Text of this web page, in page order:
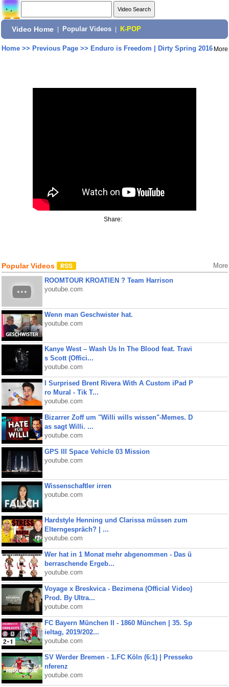
Video Home Popular Videos K-POP
Home>> Previous Page>> Enduro is Freedom | Dirty Spring 2016 More
Share:
Popular Videos More
ROOMTOUR KROATIEN ? Team Harrison
youtube.com
Wenn man Geschwister hat.
youtube.com
Kanye West – Wash Us In The Blood feat. Travi
s Scott (Offici...
youtube.com
I Surprised Brent Rivera With A Custom iPad P
ro Mural - Tik T...
youtube.com
Bizarrer Zoff um "Willi wills wissen"-Memes. D
as sagt Willi. ...
youtube.com
GPS III Space Vehicle 03 Mission
youtube.com
Wissenschaftler irren
youtube.com
Hardstyle Henning und Clarissa müssen zum
Elterngespräch? | ...
youtube.com
Wer hat in 1 Monat mehr abgenommen - Das ü
berraschende Ergeb...
youtube.com
Voyage x Breskvica - Bezimena (Official Video)
Prod. By Ultra...
youtube.com
FC Bayern München II - 1860 München | 35. Sp
ieltag, 2019/202...
youtube.com
SV Werder Bremen - 1.FC Köln (6:1) | Presseko
nferenz
youtube.com